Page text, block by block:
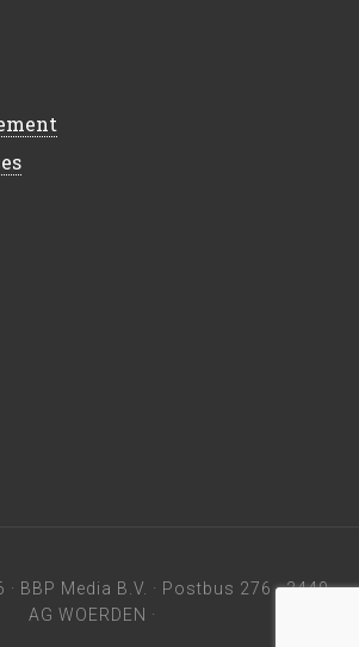
BBP Media B.V. · Postbus 276 · 3440
AG WOERDEN ·